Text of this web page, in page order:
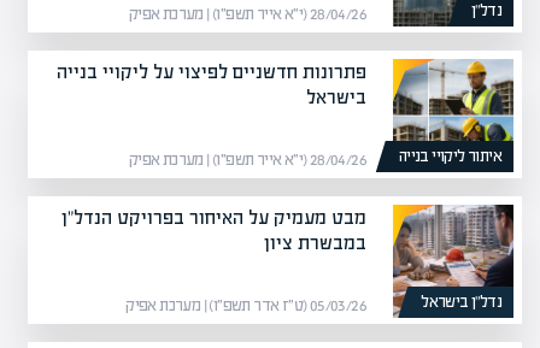
נדל”ן 28/04/26 (י״א אייר תשפ״ו) | מערכת אפיק
איתור ליקויי בנייה
פתרונות חדשניים לפיצוי על ליקויי בנייה
בישראל
28/04/26 (י״א אייר תשפ״ו) | מערכת אפיק
נדל”ן בישראל
מבט מעמיק על האיחור בפרויקט הנדל"ן
במבשרת ציון
05/03/26 (ט״ז אדר תשפ״ו) | מערכת אפיק